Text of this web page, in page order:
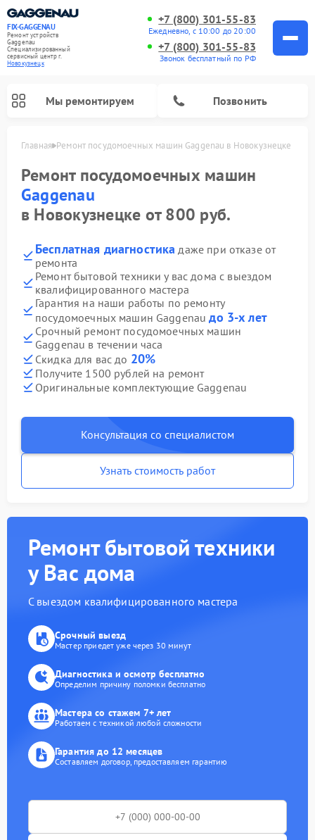
FIX-GAGGENAU
Ремонт устройств
Gaggenau
Специализированный
cервисный центр г.
Новокузнецк
+7 (800) 301-55-83
Ежедневно, с 10:00 до 20:00
+7 (800) 301-55-83
Звонок бесплатный по РФ
Мы ремонтируем Позвонить
Главная Ремонт посудомоечных машин Gaggenau в Новокузнецке
Ремонт посудомоечных машин
Gaggenau
в Новокузнецке от 800 руб.
Бесплатная диагностика даже при отказе от
ремонта
Ремонт бытовой техники у вас дома с выездом
квалифицированного мастера
Гарантия на наши работы по ремонту
посудомоечных машин Gaggenauдо 3-х лет
Срочный ремонт посудомоечных машин
Gaggenau в течении часа
Скидка для вас до 20%
Получите 1500 рублей на ремонт
Оригинальные комплектующие Gaggenau
Консультация со специалистом
Узнать стоимость работ
Ремонт бытовой техники
у Вас дома
С выездом квалифицированного мастера
Срочный выезд
Мастер приедет уже через 30 минут
Диагностика и осмотр бесплатно
Определим причину поломки бесплатно
Мастера со стажем 7+ лет
Работаем с техникой любой сложности
Гарантия до 12 месяцев
Составляем договор, предоставляем гарантию